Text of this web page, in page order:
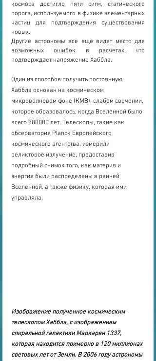
космоса достигло пяти сигм, статического
порога, используемого в физике элементарных
частиц для подтверждения существования
новых.
Другие астрономы всё ещё видят место для
возможных ошибок в расчетах, что
подтверждает напряжение Хаббла.
Один из способов получить постоянную
Хаббла основан на космическом
микроволновом фоне (КMB), слабом свечении,
которое образовалось, когда Вселенной было
всего 380000 лет. Телескопы, такие как
обсерватория Planck Европейского
космического агентства, измерили
реликтовое излучение, предоставив
подробный снимок того, как материя и
энергия были распределены в ранней
Вселенной, а также физику, которая ими
управляла.
Изображение полученное космическим
телескопом Хаббла, с изображением
спиральной галактики Маркарян 1337,
которая находится примерно в 120 миллионах
световых лет от Земли. В 2006 году астрономы